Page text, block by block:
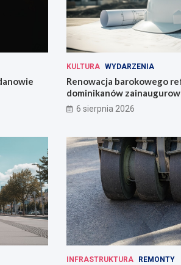
KULTURA WYDARZENIA
Renowacja barokowego
dominikanów
Wrocławiu
6 sierpnia 2026
INFRASTRUKTURA REMONTY